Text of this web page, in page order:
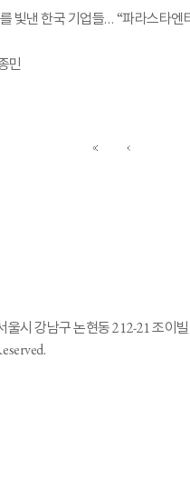
빛낸 한국 기업들… “파라스타
민
울시 강남구 논현동 212-21 조이